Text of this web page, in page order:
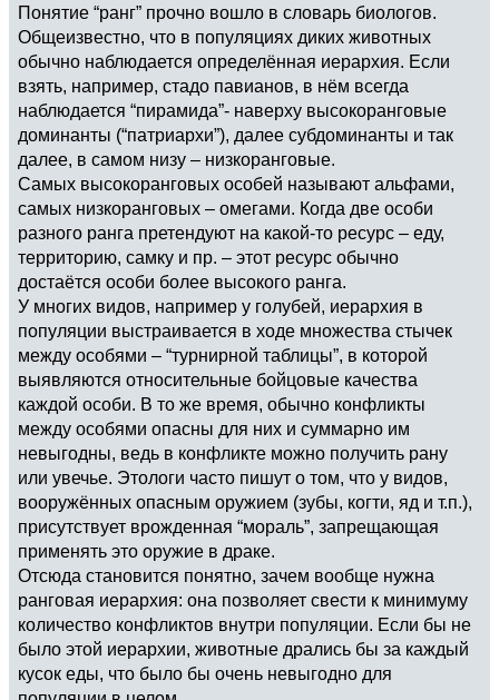
Понятие “ранг” прочно вошло в словарь биологов.
Общеизвестно, что в популяциях диких животных
обычно наблюдается определённая иерархия. Если
взять, например, стадо павианов, в нём всегда
наблюдается “пирамида”- наверху высокоранговые
доминанты (“патриархи”), далее субдоминанты и так
далее, в самом низу – низкоранговые.
Самых высокоранговых особей называют альфами,
самых низкоранговых – омегами. Когда две особи
разного ранга претендуют на какой-то ресурс – еду,
территорию, самку и пр. – этот ресурс обычно
достаётся особи более высокого ранга.
У многих видов, например у голубей, иерархия в
популяции выстраивается в ходе множества стычек
между особями – “турнирной таблицы”, в которой
выявляются относительные бойцовые качества
каждой особи. В то же время, обычно конфликты
между особями опасны для них и суммарно им
невыгодны, ведь в конфликте можно получить рану
или увечье. Этологи часто пишут о том, что у видов,
вооружённых опасным оружием (зубы, когти, яд и т.п.),
присутствует врожденная “мораль”, запрещающая
применять это оружие в драке.
Отсюда становится понятно, зачем вообще нужна
ранговая иерархия: она позволяет свести к минимуму
количество конфликтов внутри популяции. Если бы не
было этой иерархии, животные дрались бы за каждый
кусок еды, что было бы очень невыгодно для